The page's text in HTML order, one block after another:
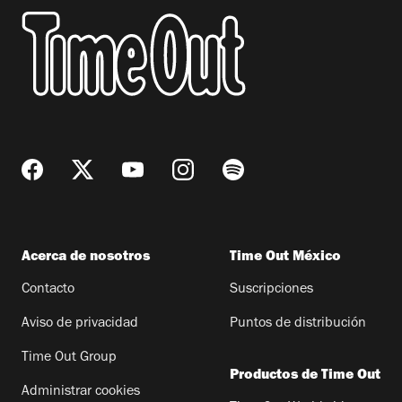
Acerca de nosotros
Contacto
Aviso de privacidad
Time Out Group
Administrar cookies
Time Out México
Suscripciones
Puntos de distribución
Productos de Time Out